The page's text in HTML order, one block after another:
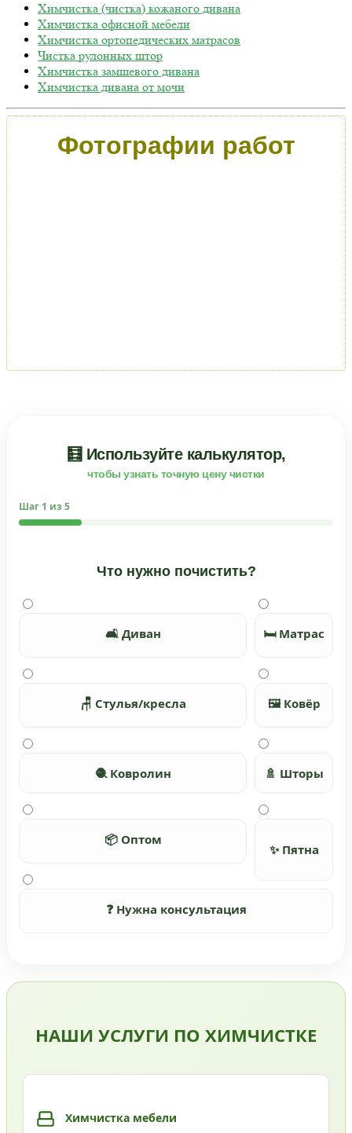
Химчистка (чистка) кожаного дивана
Химчистка офисной мебели
Химчистка ортопедических матрасов
Чистка рулонных штор
Химчистка замшевого дивана
Химчистка дивана от мочи
Фотографии работ
🧮 Используйте калькулятор,
чтобы узнать точную цену чистки
Шаг 1 из 5
Что нужно почистить?
🛋️ Диван 🛏️ Матрас
🪑 Стулья/кресла 🖼️ Ковёр
🧶 Ковролин 🚿 Шторы
📦 Оптом
✨ Пятна
❓ Нужна консультация
НАШИ УСЛУГИ ПО ХИМЧИСТКЕ
Химчистка мебели